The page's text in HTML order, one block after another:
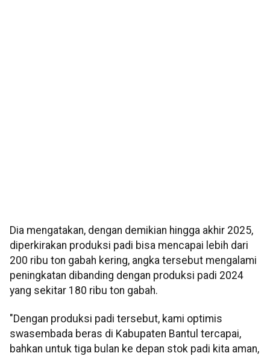
Dia mengatakan, dengan demikian hingga akhir 2025,
diperkirakan produksi padi bisa mencapai lebih dari
200 ribu ton gabah kering, angka tersebut mengalami
peningkatan dibanding dengan produksi padi 2024
yang sekitar 180 ribu ton gabah.
"Dengan produksi padi tersebut, kami optimis
swasembada beras di Kabupaten Bantul tercapai,
bahkan untuk tiga bulan ke depan stok padi kita aman,